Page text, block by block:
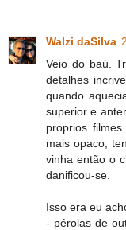
Walzi daSilva
Veio do baú.
detalhes
quando
superior e
proprios
mais opaco,
vinha então o
danificou-se.
Isso era eu
- pérolas de